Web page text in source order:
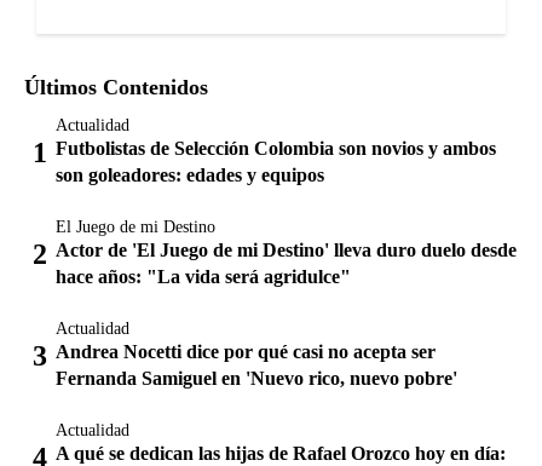
Últimos Contenidos
Actualidad
Futbolistas de Selección Colombia son novios y ambos
son goleadores: edades y equipos
El Juego de mi Destino
Actor de 'El Juego de mi Destino' lleva duro duelo desde
hace años: "La vida será agridulce"
Actualidad
Andrea Nocetti dice por qué casi no acepta ser
Fernanda Samiguel en 'Nuevo rico, nuevo pobre'
Actualidad
A qué se dedican las hijas de Rafael Orozco hoy en día: